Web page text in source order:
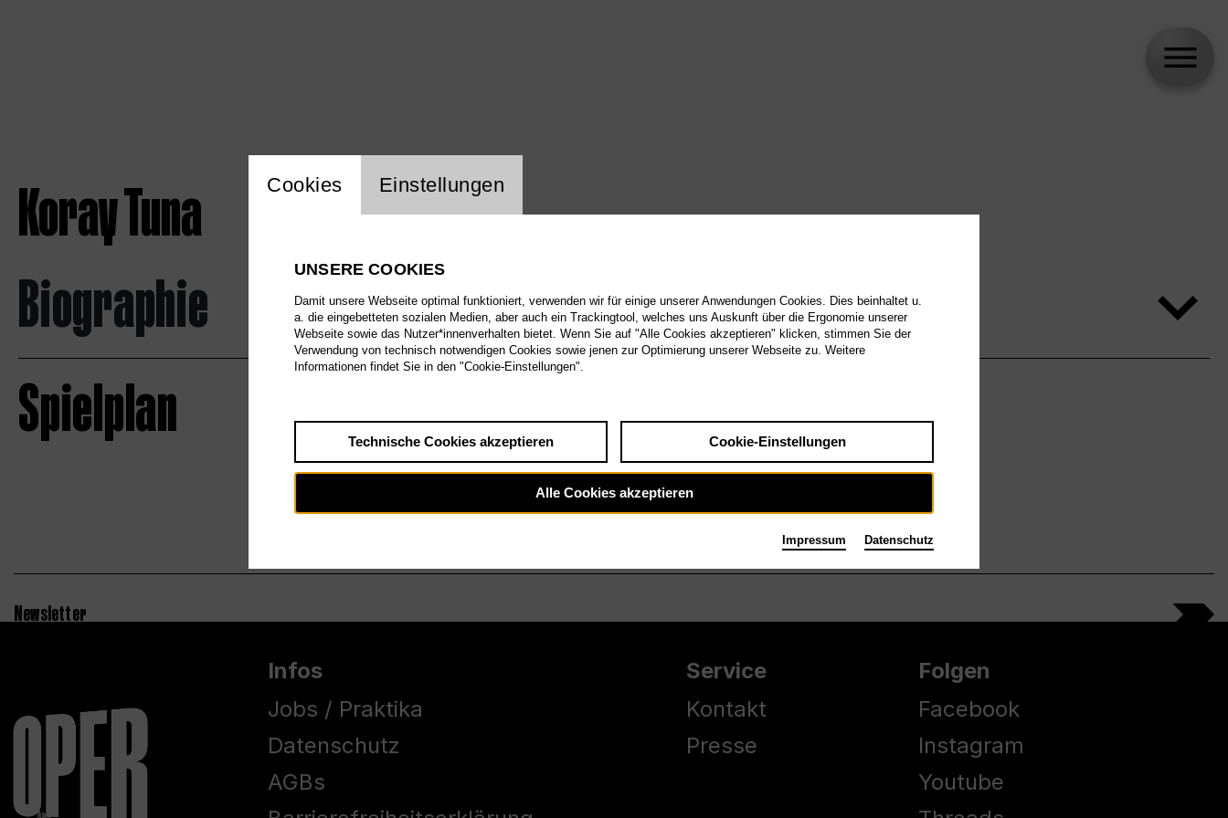
Koray Tuna
Biographie
Spielplan
Newsletter
Infos
Jobs / Praktika
Datenschutz
AGBs
Service
Kontakt
Presse
Folgen
Facebook
Instagram
Youtube
Einstellung Website Cookie
Cookies Einstellungen
UNSERE COOKIES
Damit unsere Webseite optimal funktioniert, verwenden wir für einige unserer Anwendungen Cookies. Dies beinhaltet u.
a. die eingebetteten sozialen Medien, aber auch ein Trackingtool, welches uns Auskunft über die Ergonomie unserer
Webseite sowie das Nutzer*innenverhalten bietet. Wenn Sie auf "Alle Cookies akzeptieren" klicken, stimmen Sie der
Verwendung von technisch notwendigen Cookies sowie jenen zur Optimierung unserer Webseite zu. Weitere
Informationen findet Sie in den "Cookie-Einstellungen".
Technische Cookies akzeptieren Cookie-Einstellungen
Alle Cookies akzeptieren
Impressum Datenschutz